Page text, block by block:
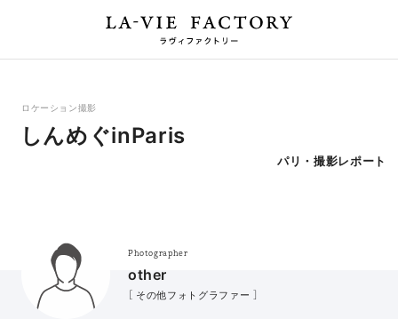
ロケーション撮影
しんめぐinParis
パリ・撮影レポート
Photographer
other
［ その他フォトグラファー ］